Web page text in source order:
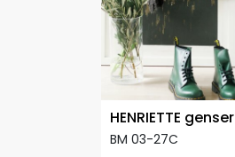
HENRIETTE genser
BM 03-27C